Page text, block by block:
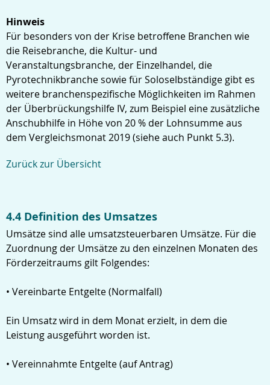
Hinweis
Für besonders von der Krise betroffene Branchen wie
die Reisebranche, die Kultur- und
Veranstaltungsbranche, der Einzelhandel, die
Pyrotechnikbranche sowie für Soloselbständige gibt es
weitere branchenspezifische Möglichkeiten im Rahmen
der Überbrückungshilfe IV, zum Beispiel eine zusätzliche
Anschubhilfe in Höhe von 20 % der Lohnsumme aus
dem Vergleichsmonat 2019 (siehe auch Punkt 5.3).
Zurück zur Übersicht
4.4 Definition des Umsatzes
Umsätze sind alle umsatzsteuerbaren Umsätze. Für die
Zuordnung der Umsätze zu den einzelnen Monaten des
Förderzeitraums gilt Folgendes:
• Vereinbarte Entgelte (Normalfall)
Ein Umsatz wird in dem Monat erzielt, in dem die
Leistung ausgeführt worden ist.
• Vereinnahmte Entgelte (auf Antrag)